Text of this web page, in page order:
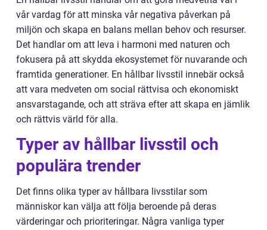
vår vardag för att minska vår negativa påverkan på
miljön och skapa en balans mellan behov och resurser.
Det handlar om att leva i harmoni med naturen och
fokusera på att skydda ekosystemet för nuvarande och
framtida generationer. En hållbar livsstil innebär också
att vara medveten om social rättvisa och ekonomiskt
ansvarstagande, och att sträva efter att skapa en jämlik
och rättvis värld för alla.
Typer av hållbar livsstil och
populära trender
Det finns olika typer av hållbara livsstilar som
människor kan välja att följa beroende på deras
värderingar och prioriteringar. Några vanliga typer